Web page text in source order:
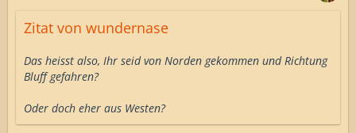
Zitat von wundernase
Das heisst also, Ihr seid von Norden gekommen und Richtung
Bluff gefahren?
Oder doch eher aus Westen?